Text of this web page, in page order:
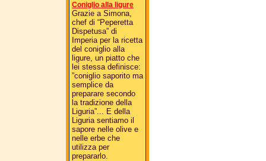
Coniglio alla ligure
Grazie a Simona,
chef di “Peperetta
Dispetusa” di
Imperia per la ricetta
del coniglio alla
ligure, un piatto che
lei stessa definisce:
”coniglio saporito ma
semplice da
preparare secondo
la tradizione della
Liguria”... E della
Liguria sentiamo il
sapore nelle olive e
nelle erbe che
utilizza per
prepararlo.